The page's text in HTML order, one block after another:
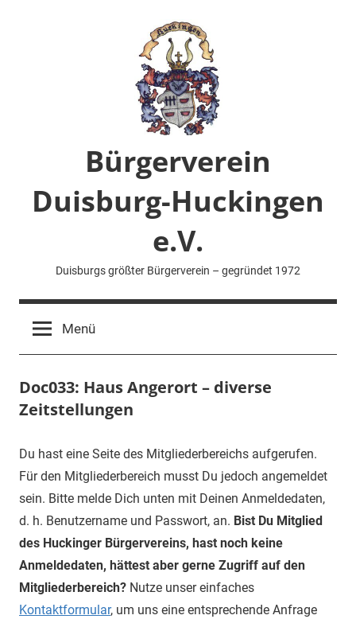
Bürgerverein
Duisburg-Huckingen
e.V.
Duisburgs größter Bürgerverein – gegründet 1972
Menü
Doc033: Haus Angerort – diverse
Zeitstellungen
Du hast eine Seite des Mitgliederbereichs aufgerufen.
Für den Mitgliederbereich musst Du jedoch angemeldet
sein. Bitte melde Dich unten mit Deinen Anmeldedaten,
d. h. Benutzername und Passwort, an. Bist Du Mitglied
des Huckinger Bürgervereins, hast noch keine
Anmeldedaten, hättest aber gerne Zugriff auf den
Mitgliederbereich? Nutze unser einfaches
Kontaktformular, um uns eine entsprechende Anfrage